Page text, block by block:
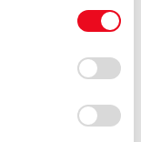
されることに同
のオプトアウト、
っては、当社の
いて
」をご覧くだ
部または全部を、
はできません。
たことにより万一
せん。
を中止すること